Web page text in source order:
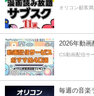
オリコン顧客
2026年動画
CS動画配信サ
毎週の音楽